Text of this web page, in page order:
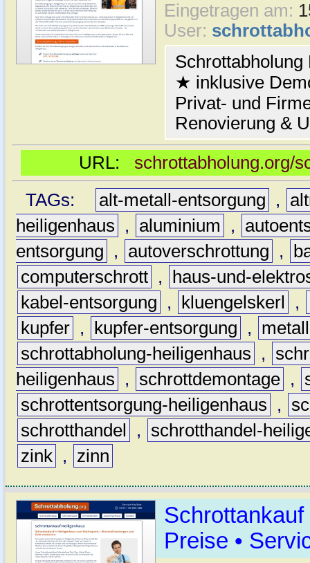
Eingetragen am:
User:
★ inklusive
Privat- und
Renovierung &
URL: schrottabholung.org/
TAGs:
alt-metall-entsorgung ,
heiligenhaus
, aluminium ,
entsorgung
, autoverschrottung ,
computerschrott ,
haus-und-
kabel-entsorgung
, kluengelskerl ,
kupfer , kupfer-entsorgung ,
metall
schrottabholung-heiligenhaus
,
heiligenhaus
, schrottdemontage ,
schrottentsorgung-heiligenhaus
,
schrotthandel
,
schrotthandel-
zink , zinn
Schrottankauf
Preise •